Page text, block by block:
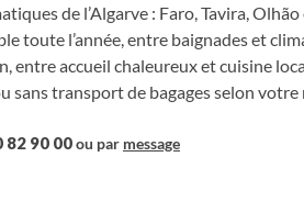
de l’Algarve : Faro, Tavira, Olhão
toute l’année, entre baignades et
entre accueil chaleureux et cuisine
sans transport de bagages selon
82 90 00ou par message